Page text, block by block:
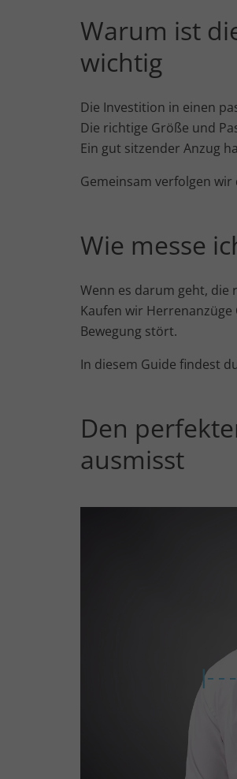
Warum ist
wichtig
Die Investition in einen
Die richtige Größe und
Ein gut sitzender Anzug
Gemeinsam verfolgen wir
Wie messe
Wenn es darum geht, die
Kaufen wir
Bewegung stört.
In diesem Guide findest
Den
ausmisst